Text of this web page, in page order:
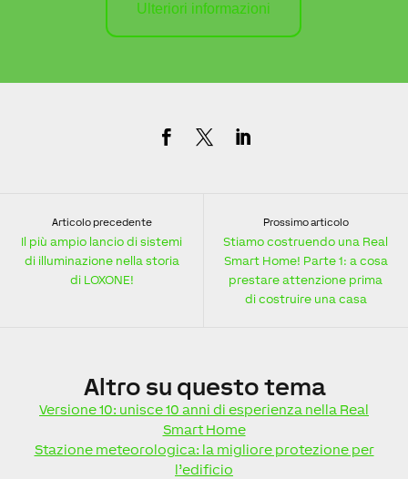
Ulteriori informazioni
Articolo precedente
Il più ampio lancio di sistemi
di illuminazione nella storia
di LOXONE!
Prossimo articolo
Stiamo costruendo una Real
Smart Home! Parte 1: a cosa
prestare attenzione prima
di costruire una casa
Altro su questo tema
Versione 10: unisce 10 anni di esperienza nella Real
Smart Home
Stazione meteorologica: la migliore protezione per
l’edificio